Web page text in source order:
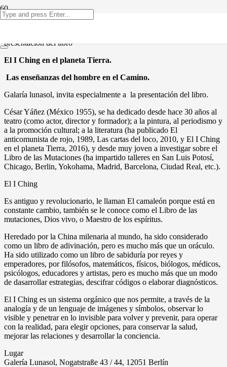
presentación del libro
El I Ching en el planeta Tierra.
Las enseñanzas del hombre en el Camino.
Galaría lunasol, invita especialmente a la presentación del libro.
César Yáñez (México 1955), se ha dedicado desde hace 30 años al
teatro (como actor, director y formador); a la pintura, al periodismo y
a la promoción cultural; a la literatura (ha publicado El
anticomunista de rojo, 1989, Las cartas del loco, 2010, y El I Ching
en el planeta Tierra, 2016), y desde muy joven a investigar sobre el
Libro de las Mutaciones (ha impartido talleres en San Luis Potosí,
Chicago, Berlin, Yokohama, Madrid, Barcelona, Ciudad Real, etc.).
El I Ching
Es antiguo y revolucionario, le llaman El camaleón porque está en
constante cambio, también se le conoce como el Libro de las
mutaciones, Dios vivo, o Maestro de los espíritus.
Heredado por la China milenaria al mundo, ha sido considerado
como un libro de adivinación, pero es mucho más que un oráculo.
Ha sido utilizado como un libro de sabiduría por reyes y
emperadores, por filósofos, matemáticos, físicos, biólogos, médicos,
psicólogos, educadores y artistas, pero es mucho más que un modo
de dasarrollar estrategias, descifrar códigos o elaborar diagnósticos.
El I Ching es un sistema orgánico que nos permite, a través de la
analogía y de un lenguaje de imágenes y símbolos, observar lo
visible y penetrar en lo invisible para volver y prevenir, para operar
con la realidad, para elegir opciones, para conservar la salud,
mejorar las relaciones y desarrollar la conciencia.
Lugar
Galería Lunasol, Nogatstraße 43 / 44, 12051 Berlín